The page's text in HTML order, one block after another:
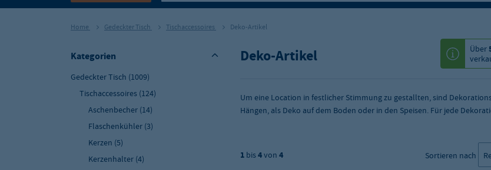
Home Gedeckter Tisch Tischaccessoires Deko-Artikel
Kategorien
Gedeckter Tisch (1009)
Tischaccessoires (124)
Aschenbecher (14)
Flaschenkühler (3)
Kerzen (5)
Kerzenhalter (4)
Deko-Artikel Über
Um eine Location in festlicher Stimmung zu gestallten, sind
Hängen, als Deko auf dem Boden oder in den Speisen. Für jede
1 bis4von 4 Sortieren nach